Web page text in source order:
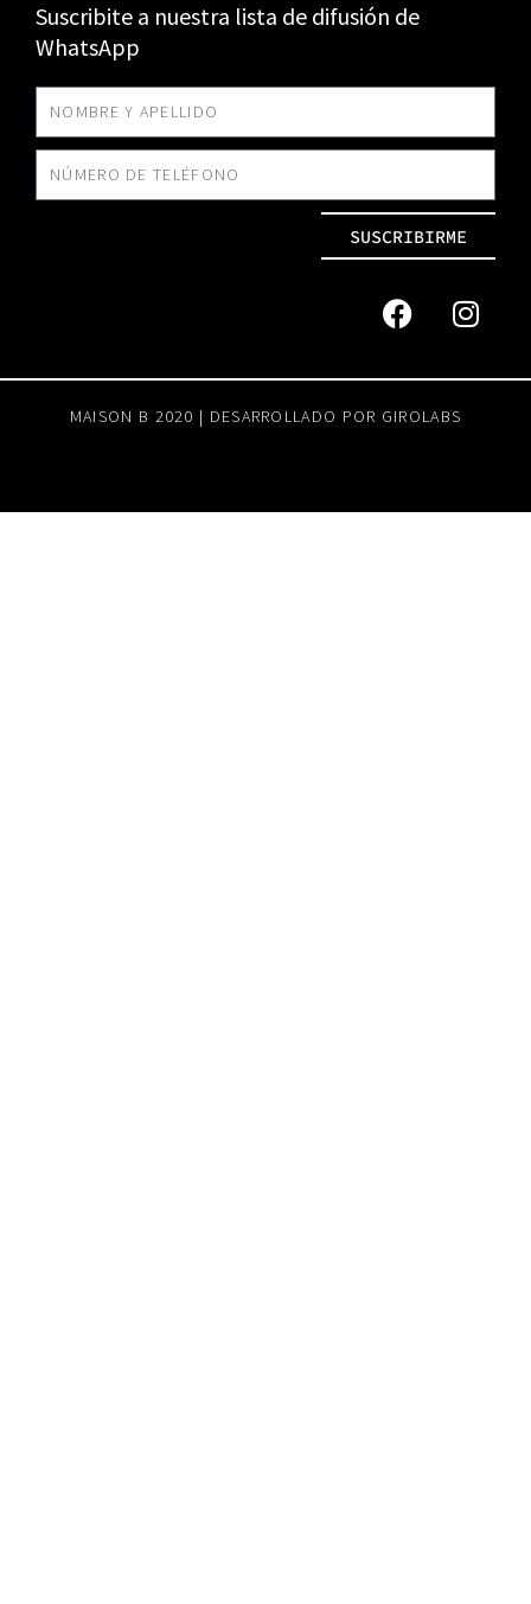
Suscribite a nuestra lista de difusión de
WhatsApp
SUSCRIBIRME
MAISON B 2020 | DESARROLLADO POR GIROLABS